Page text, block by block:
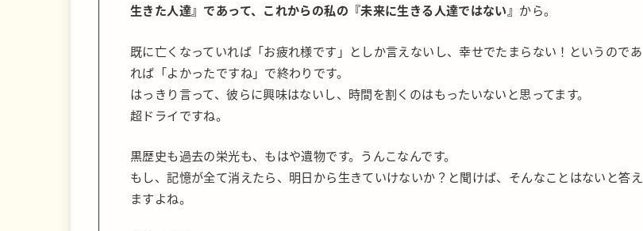
生きた人達』であって、これからの私の『未来に生きる人達ではない』 から。
既に亡くなっていれば「お疲れ様です」としか言えないし、幸せでたまらない！というのであ
れば「よかったですね」で終わりです。
はっきり言って、彼らに興味はないし、時間を割くのはもったいないと思ってます。
超ドライですね。
黒歴史も過去の栄光も、もはや遺物です。うんこなんです。
もし、記憶が全て消えたら、明日から生きていけないか？と聞けば、そんなことはないと答え
ますよね。